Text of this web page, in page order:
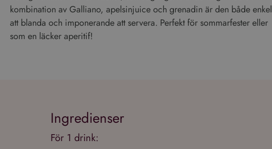
kombination av Galliano, apelsinjuice och grenadin är den både enkel
att blanda och imponerande att servera. Perfekt för sommarfester eller
som en läcker aperitif!
Ingredienser
För 1 drink: